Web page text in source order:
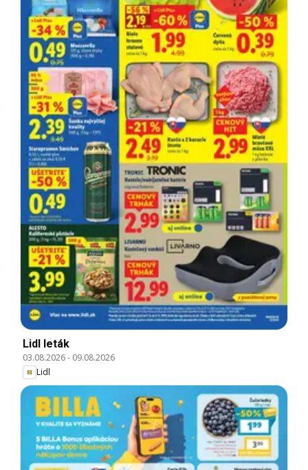
Lidl leták
03.08.2026- 09.08.2026
Lidl